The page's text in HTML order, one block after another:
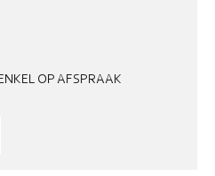
OP AFSPRAAK